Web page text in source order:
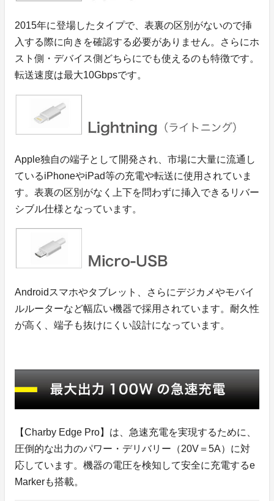
2015年に登場したタイプで、表裏の区別がないので挿
入する際に向きを確認する必要がありません。さらにホ
スト側・デバイス側どちらにでも使えるのも特徴です。
転送速度は最大10Gbpsです。
Apple独自の端子として開発され、市場に大量に流通し
ているiPhoneやiPad等の充電や転送に使用されていま
す。表裏の区別がなく上下を問わずに挿入できるリバー
シブル仕様となっています。
Androidスマホやタブレット、さらにデジカメやモバイ
ルルーターなど幅広い機器で採用されています。耐久性
が高く、端子も抜けにくい設計になっています。
【Charby Edge Pro】は、急速充電を実現するために、
圧倒的な出力のパワー・デリバリー（20V＝5A）に対
応しています。機器の電圧を検知して安全に充電するe
Markerも搭載。